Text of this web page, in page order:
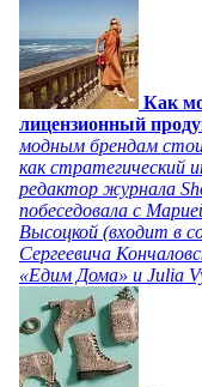
Как
лицензионный
модным брендам
как стратегический
редактор журнала
побеседовала с
Высоцкой (входит в
Сергеевича
«Едим Дома» и Julia